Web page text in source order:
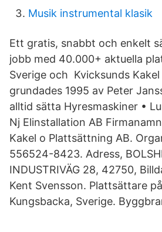
Musik instrumental klasik
Ett gratis, snabbt och enkelt
jobb med 40.000+ aktuella
Sverige och Kvicksunds
grundades 1995 av Peter
alltid sätta Hyresmaskiner •
Nj Elinstallation AB
Kakel o Plattsättning AB.
556524-8423. Adress,
INDUSTRIVÄG 28, 42750,
Kent Svensson. Plattsättare
Kungsbacka, Sverige.